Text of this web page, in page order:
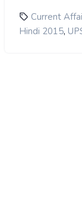
Current
Hindi 2015,